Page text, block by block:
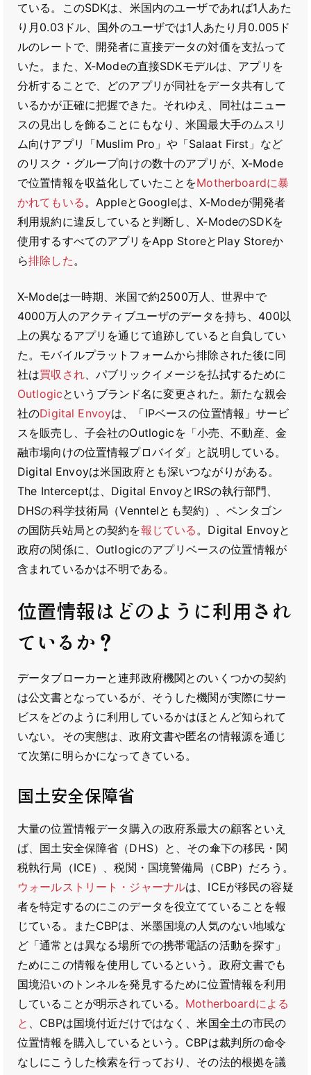
ている。このSDKは、米国内のユーザであれば1人あた
り月0.03ドル、国外のユーザでは1人あたり月0.005ド
ルのレートで、開発者に直接データの対価を支払って
いた。また、X-Modeの直接SDKモデルは、アプリを
分析することで、どのアプリが同社をデータ共有して
いるかが正確に把握できた。それゆえ、同社はニュー
スの見出しを飾ることにもなり、米国最大手のムスリ
ム向けアプリ「Muslim Pro」や「Salaat First」など
のリスク・グループ向けの数十のアプリが、X-Mode
で位置情報を収益化していたことをMotherboardに暴
かれてもいる。AppleとGoogleは、X-Modeが開発者
利用規約に違反していると判断し、X-ModeのSDKを
使用するすべてのアプリをApp StoreとPlay Storeか
ら排除した。
X-Modeは一時期、米国で約2500万人、世界中で
4000万人のアクティブユーザのデータを持ち、400以
上の異なるアプリを通じて追跡していると自負してい
た。モバイルプラットフォームから排除された後に同
社は買収され、パブリックイメージを払拭するために
Outlogicというブランド名に変更された。新たな親会
社のDigital Envoyは、「IPベースの位置情報」サービ
スを販売し、子会社のOutlogicを「小売、不動産、金
融市場向けの位置情報プロバイダ」と説明している。
Digital Envoyは米国政府とも深いつながりがある。
The Interceptは、Digital EnvoyとIRSの執行部門、
DHSの科学技術局（Venntelとも契約）、ペンタゴン
の国防兵站局との契約を報じている。Digital Envoyと
政府の関係に、Outlogicのアプリベースの位置情報が
含まれているかは不明である。
位置情報はどのように利用され
ているか？
データブローカーと連邦政府機関とのいくつかの契約
は公文書となっているが、そうした機関が実際にサー
ビスをどのように利用しているかはほとんど知られて
いない。その実態は、政府文書や匿名の情報源を通じ
て次第に明らかになってきている。
国土安全保障省
大量の位置情報データ購入の政府系最大の顧客といえ
ば、国土安全保障省（DHS）と、その傘下の移民・関
税執行局（ICE）、税関・国境警備局（CBP）だろう。
ウォールストリート・ジャーナルは、ICEが移民の容疑
者を特定するのにこのデータを役立てていることを報
じている。またCBPは、米墨国境の人気のない地域な
ど「通常とは異なる場所での携帯電話の活動を探す」
ためにこの情報を使用しているという。政府文書でも
国境沿いのトンネルを発見するために位置情報を利用
していることが明示されている。 Motherboardによる
と 、CBPは国境付近だけではなく、米国全土の市民の
位置情報を購入しているという。CBPは裁判所の命令
なしにこうした検索を行っており、その法的根拠を議